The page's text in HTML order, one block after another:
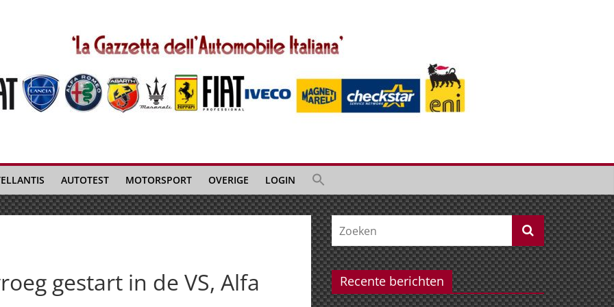
AUTOTEST MOTORSPORT OVERIGE LOGIN
gestart in de VS, Alfa
Recente berichten